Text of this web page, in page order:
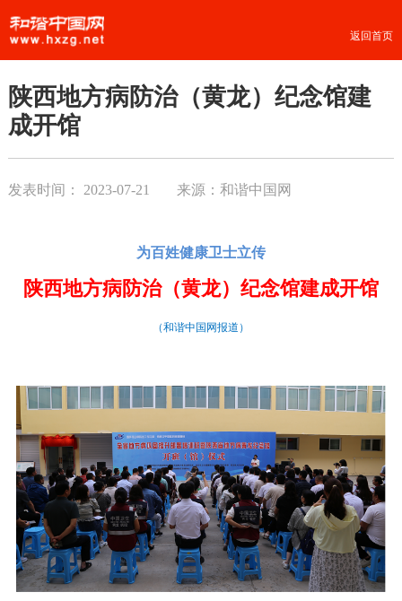
返回首页
陕西地方病防治（黄龙）纪念馆建
成开馆
发表时间： 2023-07-21 来源：和谐中国网
为百姓健康卫士立传
陕西地方病防治（黄龙）纪念馆建成开馆
（和谐中国网报道）